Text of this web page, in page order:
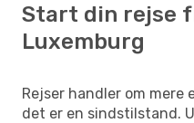
Start din rejse
Luxemburg
Rejser handler om mere
det er en sindstilstand.